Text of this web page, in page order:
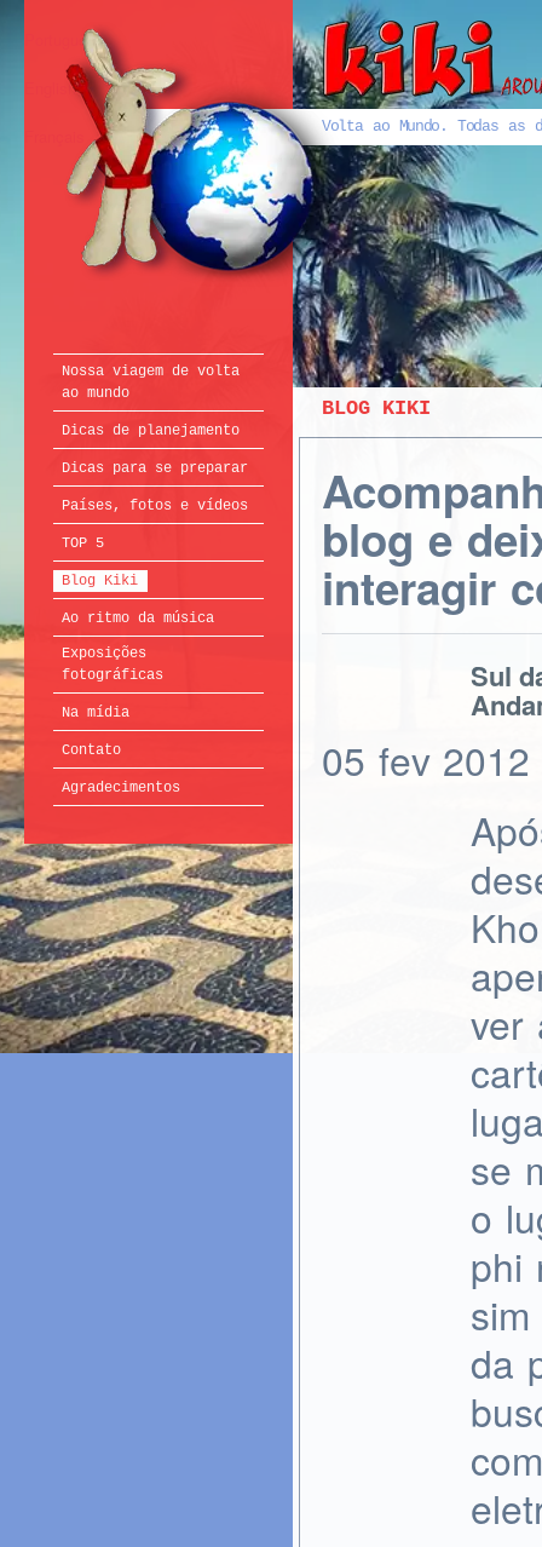
Volta ao Mundo. Todas
Português
English
Nossa viagem de volta
ao mundo
Dicas de planejamento
Dicas para se preparar
Países, fotos e vídeos
TOP 5
Blog Kiki
Ao ritmo da música
Exposições
fotográficas
Na mídia
Contato
Agradecimentos
BLOG KIKI
blog e
interagir
Sul
05 fev 2012
ver
se
o
phi
da